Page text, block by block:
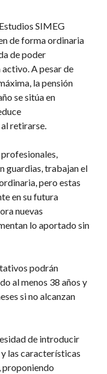
SIMEG
de forma ordinaria
de poder
A pesar de
la pensión
se sitúa en
retirarse.
guardias, trabajan el
pero estas
en su futura
nuevas
lo aportado sin
podrán
al menos 38 años y
si no alcanzan
de introducir
las características
proponiendo